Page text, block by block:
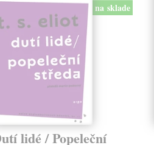
na sklade
lidé / Popeleční